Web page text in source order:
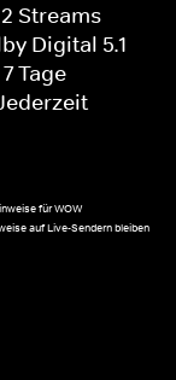
Streams
Digital 5.1
Tage
für WOW
auf Live-Sendern bleiben